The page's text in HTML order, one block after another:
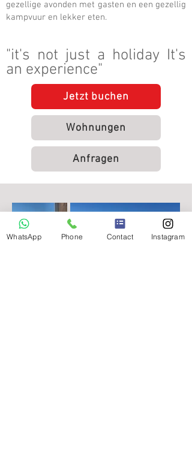
gezellige avonden met gasten en een gezellig
kampvuur en lekker eten.
"it's not just a holiday It's
an experience"
Jetzt buchen
Wohnungen
Anfragen
WhatsApp Phone Contact Instagram